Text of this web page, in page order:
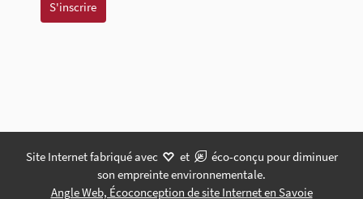
Site Internet fabriqué avec et
éco-conçu pour diminuer
son empreinte environnementale.
Angle Web, Écoconception de site Internet en Savoie